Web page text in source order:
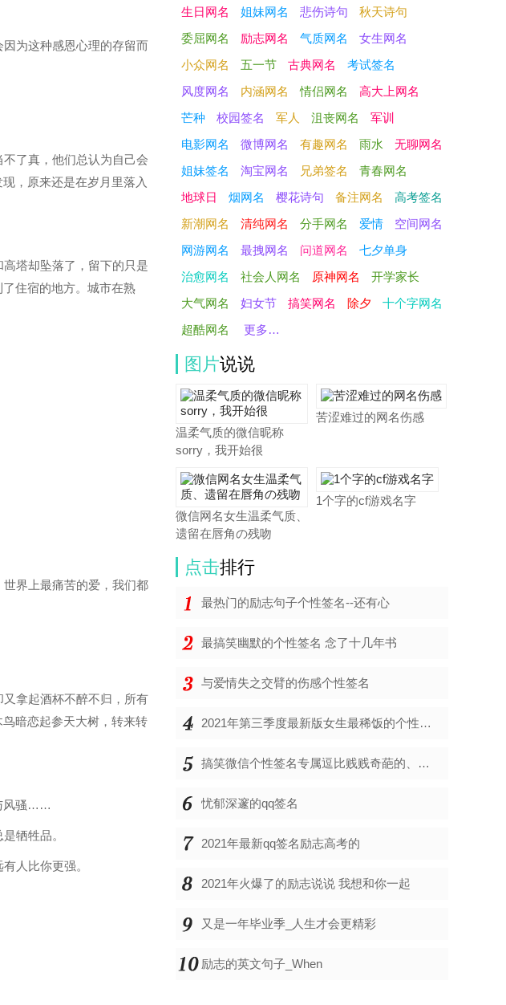
为这种感恩心理的存留而
了真，他们总认为自己会
，原来还是在岁月里落入
塔却坠落了，留下的只是
住宿的地方。城市在熟
界上最痛苦的爱，我们都
拿起酒杯不醉不归，所有
暗恋起参天大树，转来转
风骚……
牺牲品。
人比你更强。
生日网名 姐妹网名 悲伤诗句
秋天诗句
委屈网名
励志网名 气质网名
女生网名
小众网名
五一节 古典网名
考试签名
风度网名
内涵网名 情侣网名
高大上网名
芒种
校园签名 军人 沮丧网名
军训
电影网名
微博网名 有趣网名 雨水
无聊网名
姐妹签名
淘宝网名 兄弟签名
青春网名
地球日
烟网名 樱花诗句 备注网名
高考签名
新潮网名
清纯网名 分手网名 爱情
空间网名
网游网名
最拽网名 问道网名
七夕单身
治愈网名
社会人网名 原神网名
开学家长
大气网名
妇女节 搞笑网名 除夕
十个字网名
超酷网名
更多…
图片说说
温柔气质的微信昵称
sorry，我开始很
苦涩难过的网名伤感
微信网名女生温柔气质、
遗留在唇角の残吻
1个字的cf游戏名字
点击排行
最热门的励志句子个性签名--还有心
最搞笑幽默的个性签名 念了十几年书
与爱情失之交臂的伤感个性签名
2021年第三季度最新版女生最稀饭的个性签名、吃原配做的菜
搞笑微信个性签名专属逗比贱贱奇葩的、天冷了
忧郁深邃的qq签名
2021年最新qq签名励志高考的
2021年火爆了的励志说说 我想和你一起
又是一年毕业季_人生才会更精彩
励志的英文句子_When